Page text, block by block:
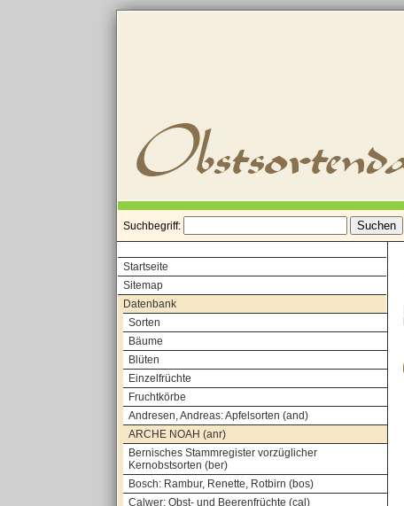
Suchbegriff:
Startseite
Sitemap
Datenbank
Sorten
Bäume
Blüten
Einzelfrüchte
Fruchtkörbe
Andresen, Andreas: Apfelsorten (and)
ARCHE NOAH (anr)
Bernisches Stammregister vorzüglicher
Kernobstsorten (ber)
Bosch: Rambur, Renette, Rotbirn (bos)
Calwer: Obst- und Beerenfrüchte (cal)